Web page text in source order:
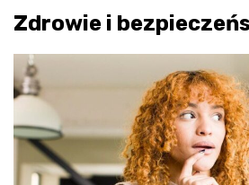
Zdrowie i